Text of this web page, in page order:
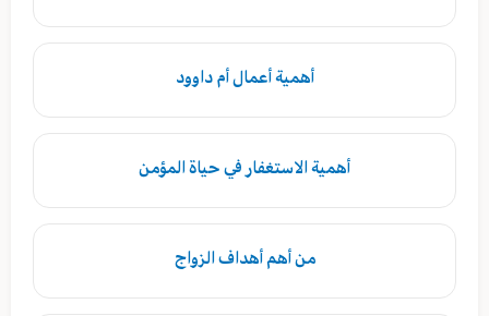
أهمية أعمال أم داوود
أهمية الاستغفار في حياة المؤمن
من أهم أهداف الزواج